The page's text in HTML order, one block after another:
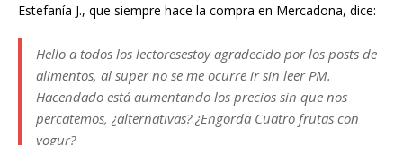
Estefanía J., que siempre hace la compra en Mercadona, dice:
Hello a todos los lectoresestoy agradecido por los posts de
alimentos, al super no se me ocurre ir sin leer PM.
Hacendado está aumentando los precios sin que nos
percatemos, ¿alternativas? ¿Engorda Cuatro frutas con
yogur?